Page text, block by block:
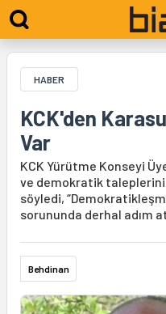
HABER
KCK'den
Var
KCK Yürütme Konseyi
ve demokratik
söyledi,
sorununda derhal adım
Behdinan